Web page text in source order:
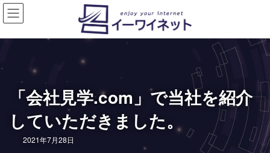
コ
ン
へ
ナ
ビ
ョ
「会社見学.com」で当社を紹介
していただきました。
2021年7月28日